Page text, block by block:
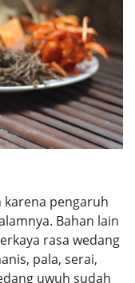
pengaruh
Bahan lain
rasa wedang
pala, serai,
uwuh sudah